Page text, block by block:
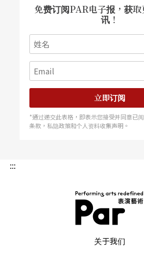
台湾高中社团的特性因为升学制度
社团时间后，学生即得离开社团，
社员替换，时常导致社团的累积被
得从零开始。这些累积，无论有形
响著社员的存续。例如有的学校的
动机是由于该社学长姐强烈主打校
让新生能够在很短的时间建立起初
像，促使他愿意入社。另外有的学
彼此的工作模式，因此可能社团成
然而，不一定每一届的学长姐都有
感与互动义务性在，这正是社团发
之一。作为社团指导老师，并不是
免费订阅PAR电子报，获
讯！
立即订阅
*通过递交此表格，即表示您接受并同意已
条款，私隐政策和个人资料收集声明。
:::
关于我们